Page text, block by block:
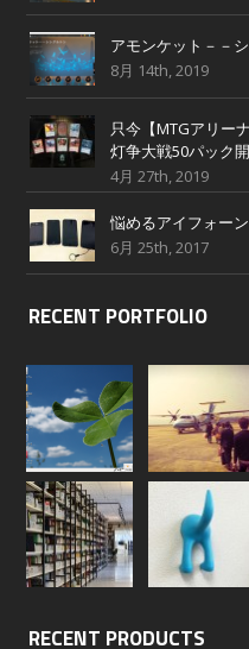
アモンケット－－
8月 14th, 2019
只今【MTGアリー
灯争大戦50パック開
4月 27th, 2019
悩めるアイフォーン
6月 25th, 2017
RECENT PORTFOLIO
RECENT PRODUCTS